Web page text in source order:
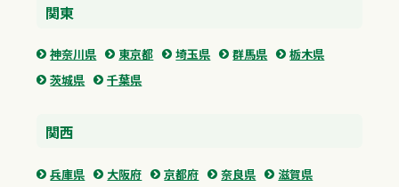
関東
神奈川県 東京都 埼玉県 群馬県
栃木県
茨城県
千葉県
関西
兵庫県 大阪府 京都府 奈良県
滋賀県